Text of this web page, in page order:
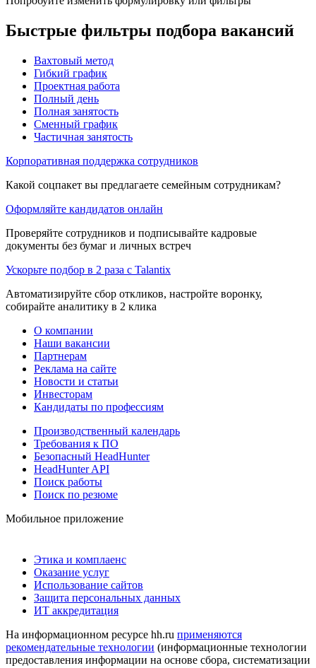
Быстрые фильтры подбора вакансий
Вахтовый метод
Гибкий график
Проектная работа
Полный день
Полная занятость
Сменный график
Частичная занятость
Корпоративная поддержка сотрудников
Какой соцпакет вы предлагаете семейным сотрудникам?
Оформляйте кандидатов онлайн
Проверяйте сотрудников и подписывайте кадровые
документы без бумаг и личных встреч
Ускорьте подбор в 2 раза с Talantix
Автоматизируйте сбор откликов, настройте воронку,
собирайте аналитику в 2 клика
О компании
Наши вакансии
Партнерам
Реклама на сайте
Новости и статьи
Инвесторам
Кандидаты по профессиям
Производственный календарь
Требования к ПО
Безопасный HeadHunter
HeadHunter API
Поиск работы
Поиск по резюме
Мобильное приложение
Этика и комплаенс
Оказание услуг
Использование сайтов
Защита персональных данных
ИТ аккредитация
На информационном ресурсе hh.ru применяются
рекомендательные технологии (информационные технологии
предоставления информации на основе сбора, систематизации